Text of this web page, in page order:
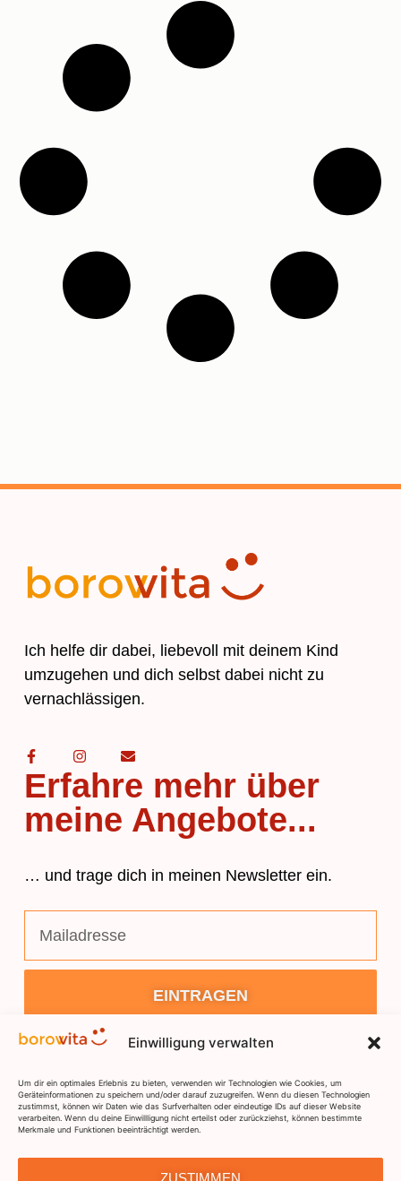
Einwilligung verwalten
Um dir ein optimales Erlebnis zu bieten, verwenden wir Technologien wie Cookies, um
Geräteinformationen zu speichern und/oder darauf zuzugreifen. Wenn du diesen Technologien
zustimmst, können wir Daten wie das Surfverhalten oder eindeutige IDs auf dieser Website
verarbeiten. Wenn du deine Einwillligung nicht erteilst oder zurückziehst, können bestimmte
Merkmale und Funktionen beeinträchtigt werden.
ZUSTIMMEN
Ich helfe dir dabei, liebevoll mit deinem Kind
umzugehen und dich selbst dabei nicht zu
vernachlässigen.
Erfahre mehr über
meine Angebote...
… und trage dich in meinen Newsletter ein.
EINTRAGEN
DSGVO IMPRESSUM KONTAKT